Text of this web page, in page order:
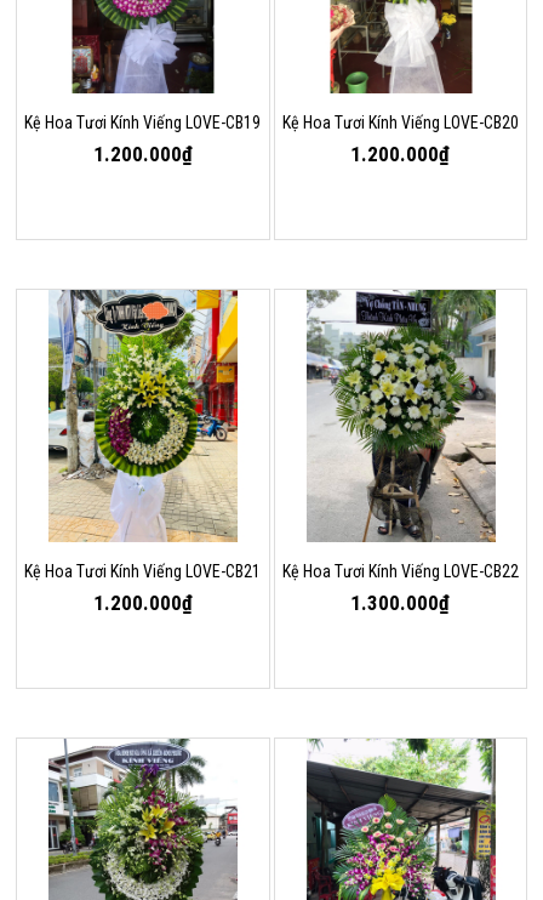
Kệ Hoa Tươi Kính Viếng LOVE-CB19
1.200.000₫
Kệ Hoa Tươi Kính Viếng LOVE-CB20
1.200.000₫
Kệ Hoa Tươi Kính Viếng LOVE-CB21
1.200.000₫
Kệ Hoa Tươi Kính Viếng LOVE-CB22
1.300.000₫